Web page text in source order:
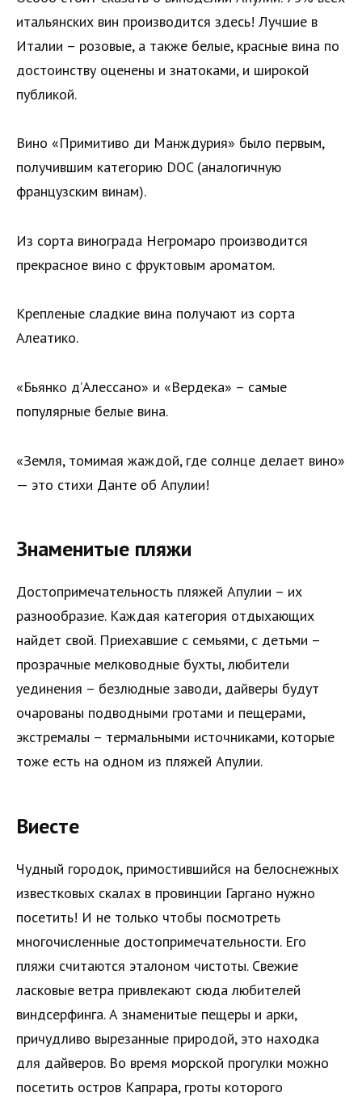
итальянских вин производится здесь! Лучшие в
Италии – розовые, а также белые, красные вина по
достоинству оценены и знатоками, и широкой
публикой.
Вино «Примитиво ди Манждурия» было первым,
получившим категорию DOC (аналогичную
французским винам).
Из сорта винограда Негромаро производится
прекрасное вино с фруктовым ароматом.
Крепленые сладкие вина получают из сорта
Алеатико.
«Бьянко д’Алессано» и «Вердека» – самые
популярные белые вина.
«Земля, томимая жаждой, где солнце делает вино»
— это стихи Данте об Апулии!
Знаменитые пляжи
Достопримечательность пляжей Апулии – их
разнообразие. Каждая категория отдыхающих
найдет свой. Приехавшие с семьями, с детьми –
прозрачные мелководные бухты, любители
уединения – безлюдные заводи, дайверы будут
очарованы подводными гротами и пещерами,
экстремалы – термальными источниками, которые
тоже есть на одном из пляжей Апулии.
Виесте
Чудный городок, примостившийся на белоснежных
известковых скалах в провинции Гаргано нужно
посетить! И не только чтобы посмотреть
многочисленные достопримечательности. Его
пляжи считаются эталоном чистоты. Свежие
ласковые ветра привлекают сюда любителей
виндсерфинга. А знаменитые пещеры и арки,
причудливо вырезанные природой, это находка
для дайверов. Во время морской прогулки можно
посетить остров Капрара, гроты которого